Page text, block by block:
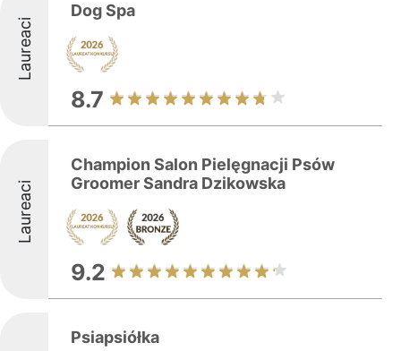
Laureaci
Dog Spa
8.7
Laureaci
Champion Salon Pielęgnacji Psów
Groomer Sandra Dzikowska
9.2
Psiapsiółka